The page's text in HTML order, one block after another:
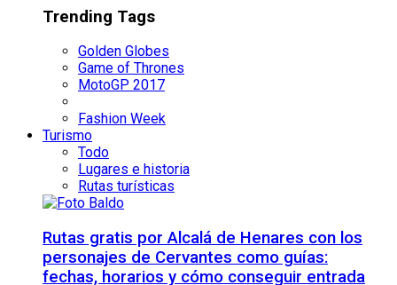
Trending Tags
Golden Globes
Game of Thrones
MotoGP 2017
Fashion Week
Turismo
Todo
Lugares e historia
Rutas turísticas
Rutas gratis por Alcalá de Henares con los
personajes de Cervantes como guías:
fechas, horarios y cómo conseguir entrada